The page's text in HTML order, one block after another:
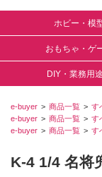
ホビー・模
おもちゃ・ゲ
DIY・業務用
e-buyer 商品一覧 す
e-buyer
商品一覧 す
e-buyer
商品一覧 す
K-4 1/4 名将